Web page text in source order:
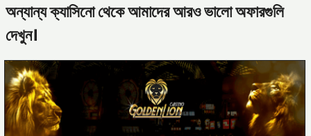
অন্যান্য ক্যাসিনো থেকে আমাদের আরও ভালো অফারগুলি
দেখুন।